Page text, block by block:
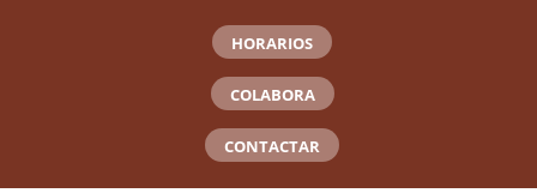
HORARIOS
COLABORA
CONTACTAR